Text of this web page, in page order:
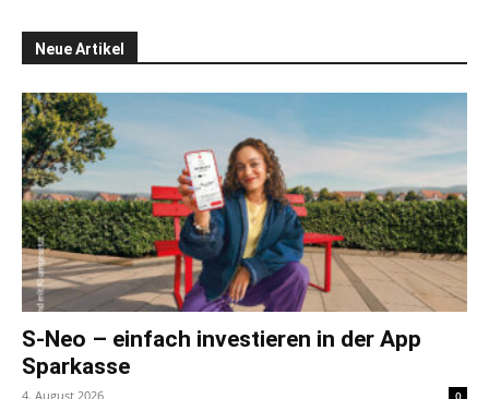
Neue Artikel
S-Neo – einfach investieren in der App
Sparkasse
4. August 2026